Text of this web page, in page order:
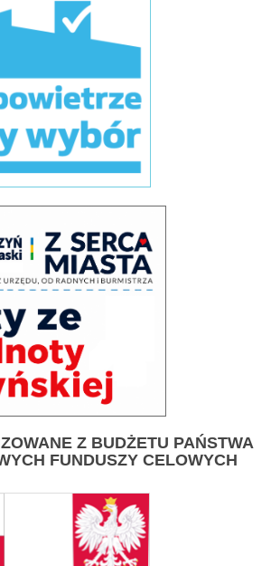
Z BUDŻETU PAŃSTWA
FUNDUSZY CELOWYCH